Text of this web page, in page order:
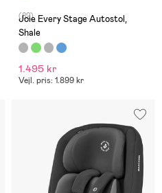
(82)
Joie Every Stage Autostol,
Shale
1.495 kr
Vejl. pris: 1.899 kr